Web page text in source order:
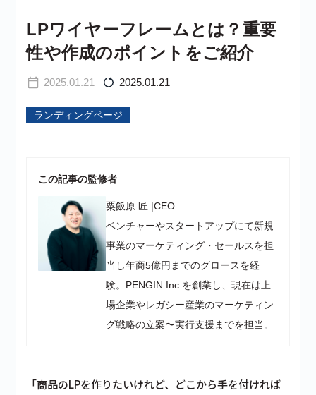
2025.01.21 2025.01.21
ランディングページ
LPワイヤーフレームとは？重要
性や作成のポイントをご紹介
この記事の監修者
粟飯原 匠 |CEO
ベンチャーやスタートアップにて新規
事業のマーケティング・セールスを担
当し年商5億円までのグロースを経
験。PENGIN Inc.を創業し、現在は上
場企業やレガシー産業のマーケティン
グ戦略の立案〜実行支援までを担当。
「商品のLPを作りたいけれど、どこから手を付ければ